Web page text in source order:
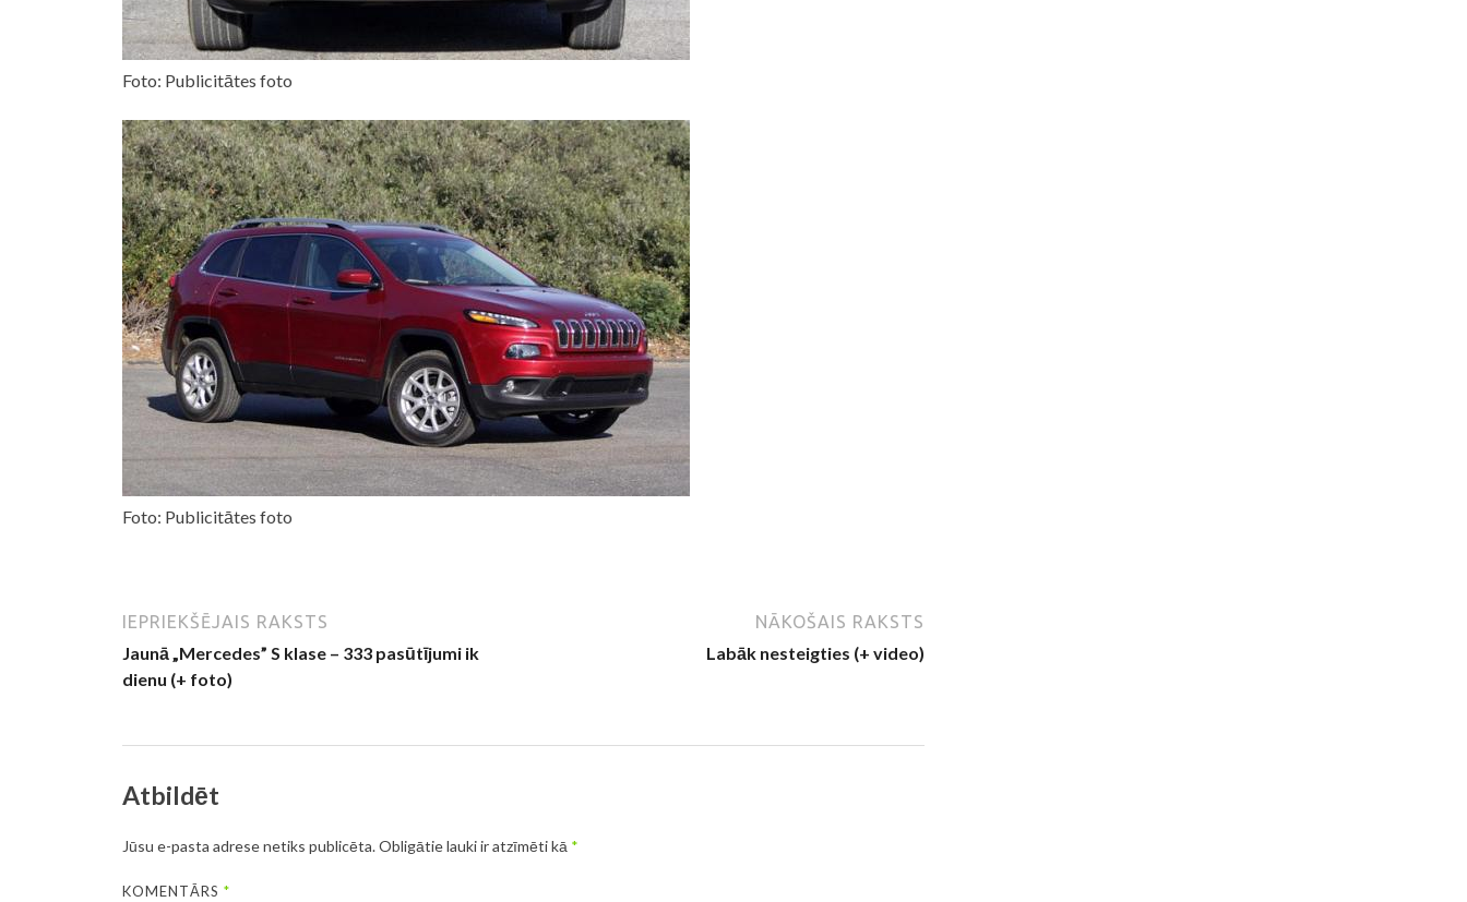
Foto: Publicitātes foto
Foto: Publicitātes foto
IEPRIEKŠĒJAIS RAKSTS
Jaunā „Mercedes” S klase – 333 pasūtījumi ik
dienu (+ foto)
NĀKOŠAIS RAKSTS
Labāk nesteigties (+ video)
Atbildēt
Jūsu e-pasta adrese netiks publicēta.Obligātie lauki ir atzīmēti kā *
KOMENTĀRS*